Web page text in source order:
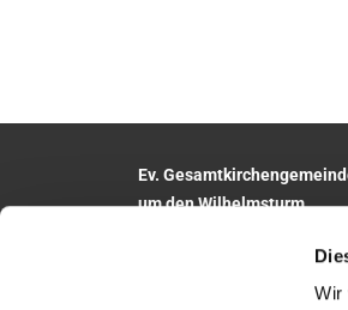
Wir
Ev.
um den Wilhelmsturm